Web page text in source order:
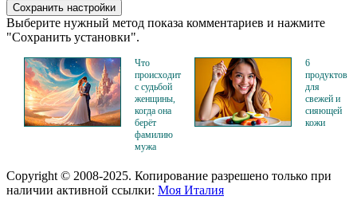
Выберите нужный метод показа комментариев и нажмите
"Сохранить установки".
Что
происходит
с судьбой
женщины,
когда она
берёт
фамилию
мужа
6
продуктов
для
свежей и
сияющей
кожи
Copyright © 2008-2025. Копирование разрешено только при
наличии активной ссылки: Моя Италия